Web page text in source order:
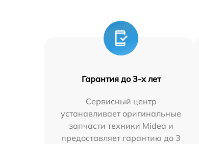
Гарантия до 3-х лет
Сервисный центр
устанавливает оригинальные
запчасти техники Midea и
предоставляет гарантию до 3